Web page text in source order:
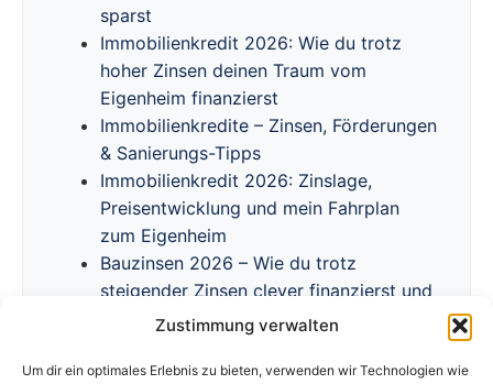
Zustimmung verwalten
Um dir ein optimales Erlebnis zu bieten, verwenden wir Technologien wie
sparst
Immobilienkredit 2026: Wie du trotz
hoher Zinsen deinen Traum vom
Eigenheim finanzierst
Immobilienkredite – Zinsen, Förderungen
& Sanierungs-Tipps
Immobilienkredit 2026: Zinslage,
Preisentwicklung und mein Fahrplan
zum Eigenheim
Bauzinsen 2026 – Wie du trotz
steigender Zinsen clever finanzierst und
Förderprogramme nutzt